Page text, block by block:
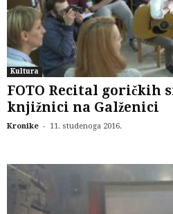
Kultura
FOTO Recital goričkih
knjižnici na Galženici
Kronike - 11. studenoga 2016.